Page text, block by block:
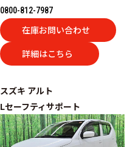
0800-812-7987
在庫お問い合わせ
詳細はこちら
スズキ アルト
Lセーフティサポート